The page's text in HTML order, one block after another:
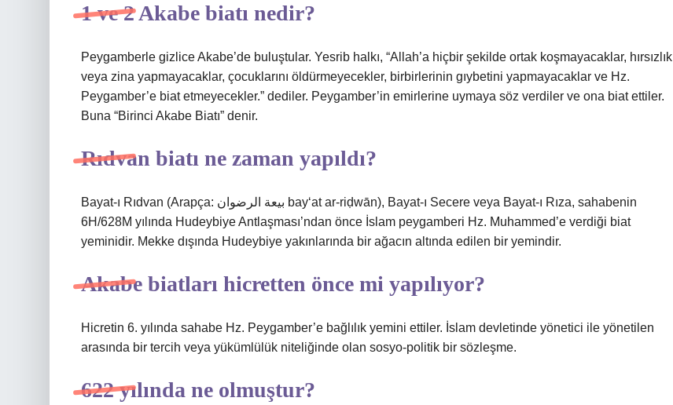
1 ve 2 Akabe biatı nedir?
Peygamberle gizlice Akabe’de buluştular. Yesrib halkı, “Allah’a hiçbir şekilde ortak koşmayacaklar, hırsızlık
veya zina yapmayacaklar, çocuklarını öldürmeyecekler, birbirlerinin gıybetini yapmayacaklar ve Hz.
Peygamber’e biat etmeyecekler.” dediler. Peygamber’in emirlerine uymaya söz verdiler ve ona biat ettiler.
Buna “Birinci Akabe Biatı” denir.
Rıdvan biatı ne zaman yapıldı?
Bayat-ı Rıdvan (Arapça: بيعة الرضوان bayʻat ar-riḍwān), Bayat-ı Secere veya Bayat-ı Rıza, sahabenin
6H/628M yılında Hudeybiye Antlaşması’ndan önce İslam peygamberi Hz. Muhammed’e verdiği biat
yeminidir. Mekke dışında Hudeybiye yakınlarında bir ağacın altında edilen bir yemindir.
Akabe biatları hicretten önce mi yapılıyor?
Hicretin 6. yılında sahabe Hz. Peygamber’e bağlılık yemini ettiler. İslam devletinde yönetici ile yönetilen
arasında bir tercih veya yükümlülük niteliğinde olan sosyo-politik bir sözleşme.
622 yılında ne olmuştur?